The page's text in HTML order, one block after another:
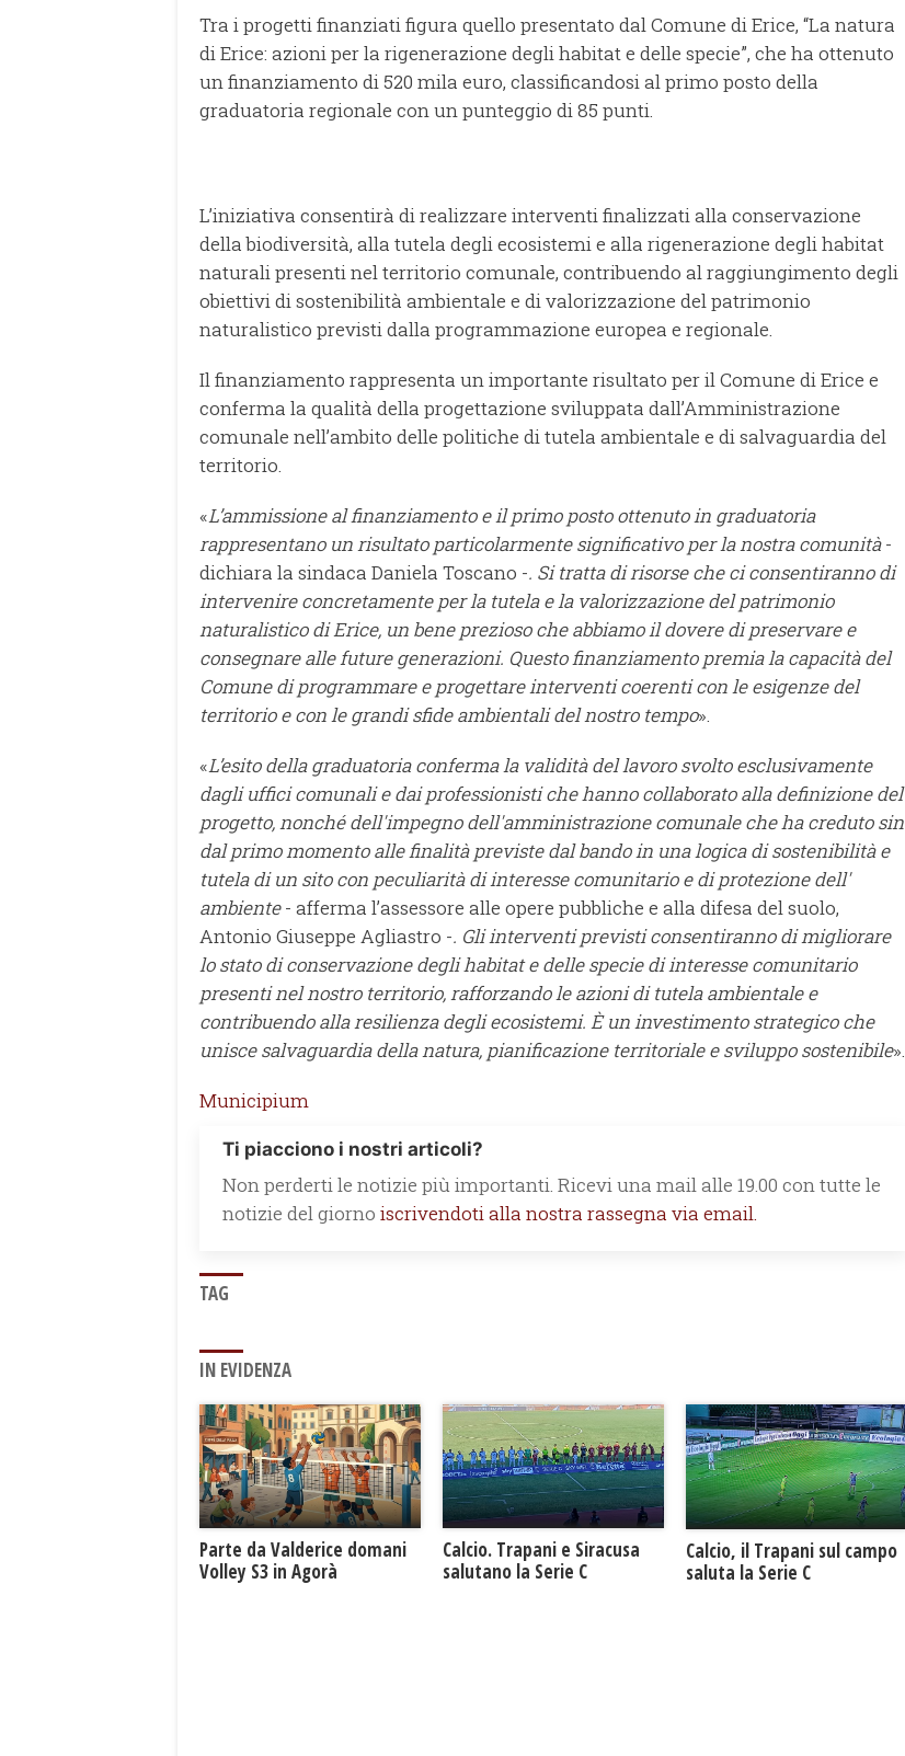
Tra i progetti finanziati figura quello presentato dal Comune di Erice, “La natura
di Erice: azioni per la rigenerazione degli habitat e delle specie”, che ha ottenuto
un finanziamento di 520 mila euro, classificandosi al primo posto della
graduatoria regionale con un punteggio di 85 punti.
L’iniziativa consentirà di realizzare interventi finalizzati alla conservazione
della biodiversità, alla tutela degli ecosistemi e alla rigenerazione degli habitat
naturali presenti nel territorio comunale, contribuendo al raggiungimento degli
obiettivi di sostenibilità ambientale e di valorizzazione del patrimonio
naturalistico previsti dalla programmazione europea e regionale.
Il finanziamento rappresenta un importante risultato per il Comune di Erice e
conferma la qualità della progettazione sviluppata dall’Amministrazione
comunale nell’ambito delle politiche di tutela ambientale e di salvaguardia del
territorio.
«L’ammissione al finanziamento e il primo posto ottenuto in graduatoria
rappresentano un risultato particolarmente significativo per la nostra comunità-
dichiara la sindaca Daniela Toscano -. Si tratta di risorse che ci consentiranno di
intervenire concretamente per la tutela e la valorizzazione del patrimonio
naturalistico di Erice, un bene prezioso che abbiamo il dovere di preservare e
consegnare alle future generazioni. Questo finanziamento premia la capacità del
Comune di programmare e progettare interventi coerenti con le esigenze del
territorio e con le grandi sfide ambientali del nostro tempo».
«L’esito della graduatoria conferma la validità del lavoro svolto esclusivamente
dagli uffici comunali e dai professionisti che hanno collaborato alla definizione del
progetto, nonché dell'impegno dell'amministrazione comunale che ha creduto sin
dal primo momento alle finalità previste dal bando in una logica di sostenibilità e
tutela di un sito con peculiarità di interesse comunitario e di protezione dell'
ambiente- afferma l’assessore alle opere pubbliche e alla difesa del suolo,
Antonio Giuseppe Agliastro -. Gli interventi previsti consentiranno di migliorare
lo stato di conservazione degli habitat e delle specie di interesse comunitario
presenti nel nostro territorio, rafforzando le azioni di tutela ambientale e
contribuendo alla resilienza degli ecosistemi. È un investimento strategico che
unisce salvaguardia della natura, pianificazione territoriale e sviluppo sostenibile».
Municipium
Ti piacciono i nostri articoli?
Non perderti le notizie più importanti. Ricevi una mail alle 19.00 con tutte le
notizie del giorno iscrivendoti alla nostra rassegna via email.
TAG
IN EVIDENZA
Parte da Valderice domani
Volley S3 in Agorà
Calcio. Trapani e Siracusa
salutano la Serie C
Calcio, il Trapani sul campo
saluta la Serie C